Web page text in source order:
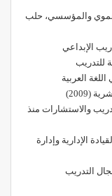
والمؤسسي، حلب
(2009)
والاستشارات منذ
الإدارية وإدارة
التدريب